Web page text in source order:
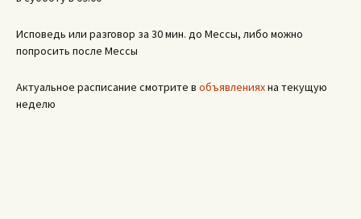
Исповедь или разговор за 30 мин. до Мессы, либо можно
попросить после Мессы
Актуальное расписание смотрите в объявленияхна текущую
неделю